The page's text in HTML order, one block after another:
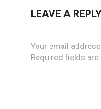
LEAVE A REPLY
Your email
Required fields are